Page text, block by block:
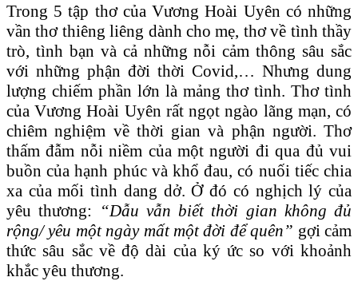
Trong 5 tập thơ của Vương Hoài Uyên có những
vần thơ thiêng liêng dành cho mẹ, thơ về tình thầy
trò, tình bạn và cả những nỗi cảm thông sâu sắc
với những phận đời thời Covid,… Nhưng dung
lượng chiếm phần lớn là mảng thơ tình. Thơ tình
của Vương Hoài Uyên rất ngọt ngào lãng mạn, có
chiêm nghiệm về thời gian và phận người. Thơ
thấm đẫm nỗi niềm của một người đi qua đủ vui
buồn của hạnh phúc và khổ đau, có nuối tiếc chia
xa của mối tình dang dở. Ở đó có nghịch lý của
yêu thương:
“Dẫu vẫn biết thời gian không đủ
rộng/ yêu một ngày mất một đời để quên” gợi cảm
thức sâu sắc về độ dài của ký ức so với khoảnh
khắc yêu thương.